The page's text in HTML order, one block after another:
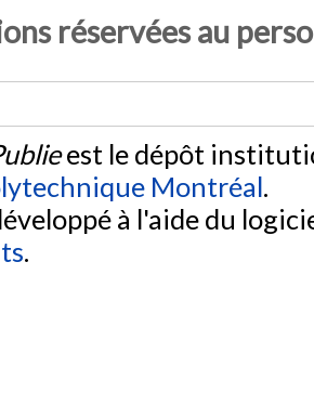
réservées au
est le dépôt
Montréal.
à l'aide du
.